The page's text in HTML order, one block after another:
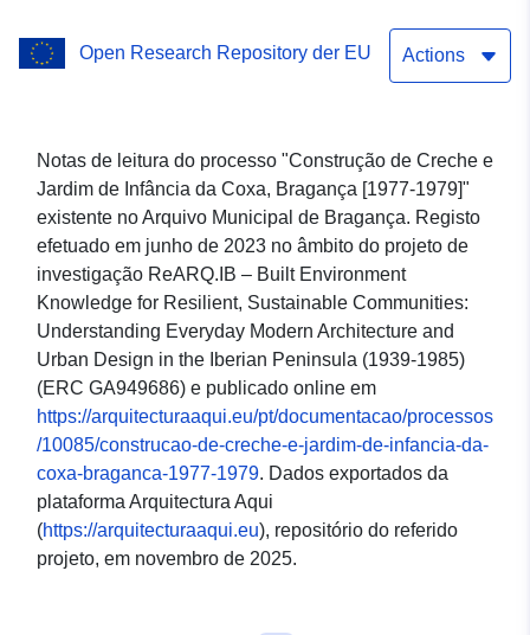
Bragança [1977-1979]"
Open Research Repository der EU Actions
Notas de leitura do processo "Construção de Creche e
Jardim de Infância da Coxa, Bragança [1977-1979]"
existente no Arquivo Municipal de Bragança. Registo
efetuado em junho de 2023 no âmbito do projeto de
investigação ReARQ.IB – Built Environment
Knowledge for Resilient, Sustainable Communities:
Understanding Everyday Modern Architecture and
Urban Design in the Iberian Peninsula (1939-1985)
(ERC GA949686) e publicado online em
https://arquitecturaaqui.eu/pt/documentacao/processos
/10085/construcao-de-creche-e-jardim-de-infancia-da-
coxa-braganca-1977-1979. Dados exportados da
plataforma Arquitectura Aqui
(https://arquitecturaaqui.eu), repositório do referido
projeto, em novembro de 2025.